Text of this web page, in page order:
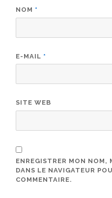
NOM *
E-MAIL *
SITE WEB
ENREGISTRER MON
DANS LE NAVIGATEUR
COMMENTAIRE.